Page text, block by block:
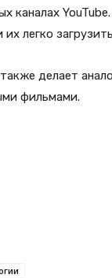
каналах
легко
делает
фильмами.